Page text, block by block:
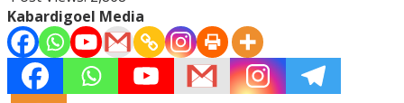
Kabardigoel Media